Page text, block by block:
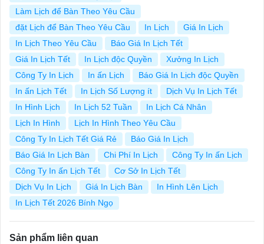
Làm Lịch để Bàn Theo Yêu Cầu
đặt Lịch để Bàn Theo Yêu Cầu
In Lịch
Giá In Lịch
In Lịch Theo Yêu Cầu
Báo Giá In Lịch Tết
Giá In Lịch Tết
In Lịch độc Quyền
Xưởng In Lịch
Công Ty In Lịch
In ấn Lịch
Báo Giá In Lịch độc Quyền
In ấn Lịch Tết
In Lịch Số Lượng ít
Dịch Vụ In Lịch Tết
In Hình Lịch
In Lịch 52 Tuần
In Lịch Cá Nhân
Lịch In Hình
Lịch In Hình Theo Yêu Cầu
Công Ty In Lịch Tết Giá Rẻ
Báo Giá In Lịch
Báo Giá In Lịch Bàn
Chi Phí In Lịch
Công Ty In ấn Lịch
Công Ty In ấn Lịch Tết
Cơ Sở In Lịch Tết
Dịch Vụ In Lịch
Giá In Lịch Bàn
In Hình Lên Lịch
In Lịch Tết 2026 Bính Ngọ
Sản phẩm liên quan